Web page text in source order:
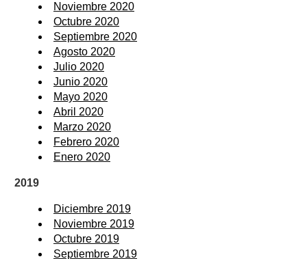
Noviembre 2020
Octubre 2020
Septiembre 2020
Agosto 2020
Julio 2020
Junio 2020
Mayo 2020
Abril 2020
Marzo 2020
Febrero 2020
Enero 2020
2019
Diciembre 2019
Noviembre 2019
Octubre 2019
Septiembre 2019